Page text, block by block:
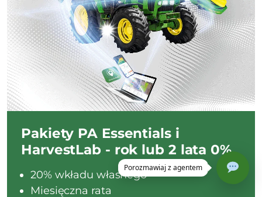
Pakiety PA Essentials i
HarvestLab - rok lub 2 lata 0%
20% wkładu własnego
Miesięczna rata